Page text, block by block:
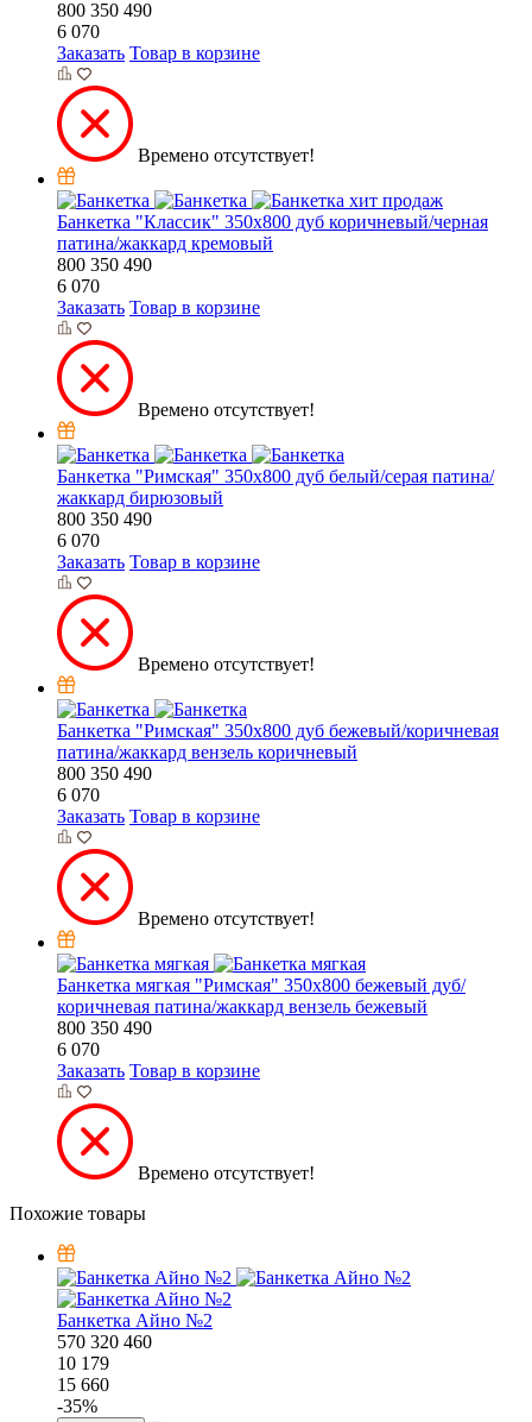
800 350 490
6 070
Заказать Товар в корзине
Времено отсутствует!
хит продаж
Банкетка "Классик" 350х800 дуб коричневый/черная
патина/жаккард кремовый
800 350 490
6 070
Заказать Товар в корзине
Времено отсутствует!
Банкетка "Римская" 350х800 дуб белый/серая патина/
жаккард бирюзовый
800 350 490
6 070
Заказать Товар в корзине
Времено отсутствует!
Банкетка "Римская" 350х800 дуб бежевый/коричневая
патина/жаккард вензель коричневый
800 350 490
6 070
Заказать Товар в корзине
Времено отсутствует!
Банкетка мягкая "Римская" 350х800 бежевый дуб/
коричневая патина/жаккард вензель бежевый
800 350 490
6 070
Заказать Товар в корзине
Времено отсутствует!
Похожие товары
Банкетка Айно №2
570 320 460
10 179
15 660
-35%